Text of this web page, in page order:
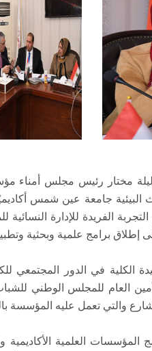
مختار رئيس مجلس أمناء
البيئية جامعة عين شمس
الفريدة للإدارة
فى إطلاق برامج علمية وبحثية
الكلية في الدور المجتمعي
العام للمجلس الوطني
والتي تعمل عليه المؤسسة
المؤسسات العلمية الأكاديمية